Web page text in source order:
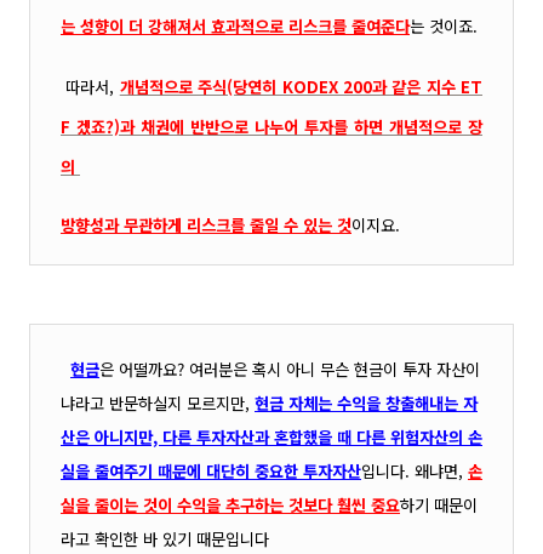
는 성향이 더 강해져서 효과적으로 리스크를 줄여준다는 것이죠.
따라서, 개념적으로 주식(당연히 KODEX 200과 같은 지수 ET
F 겠죠?)과 채권에 반반으로 나누어 투자를 하면 개념적으로 장
의
방향성과 무관하게 리스크를 줄일 수 있는 것이지요.
현금은 어떨까요? 여러분은 혹시 아니 무슨 현금이 투자 자산이
냐라고 반문하실지 모르지만, 현금 자체는 수익을 창출해내는 자
산은 아니지만, 다른 투자자산과 혼합했을 때 다른 위험자산의 손
실을 줄여주기 때문에 대단히 중요한 투자자산입니다. 왜냐면, 손
실을 줄이는 것이 수익을 추구하는 것보다 훨씬 중요하기 때문이
라고 확인한 바 있기 때문입니다